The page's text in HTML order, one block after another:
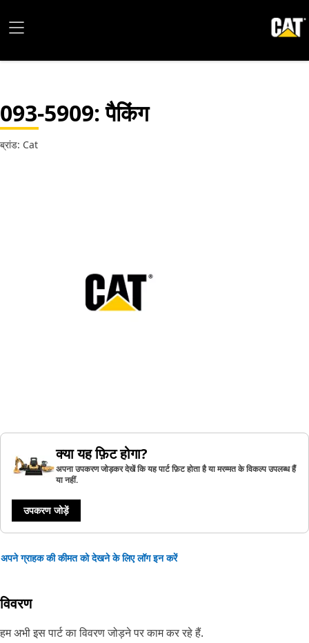
093-5909: पैकिंग
ब्रांड: Cat
क्या यह फ़िट होगा?
अपना उपकरण जोड़कर देखें कि यह पार्ट फ़िट होता है या मरम्मत के विकल्प उपलब्ध हैं
या नहीं.
उपकरण जोड़ें
अपने ग्राहक की कीमत को देखने के लिए लॉग इन करें
विवरण
हम अभी इस पार्ट का विवरण जोड़ने पर काम कर रहे हैं.